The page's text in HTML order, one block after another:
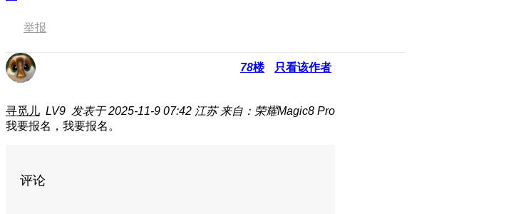
举报
78楼 只看该作者
寻觅儿 LV9 发表于 2025-11-9 07:42 江苏 来自：荣耀Magic8 Pro
我要报名，我要报名。
评论